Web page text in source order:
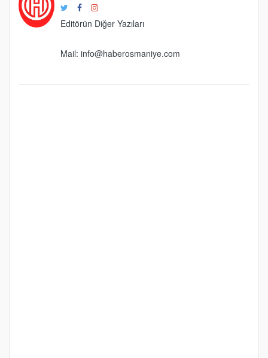
Editörün Diğer Yazıları
Mail: info@haberosmaniye.com